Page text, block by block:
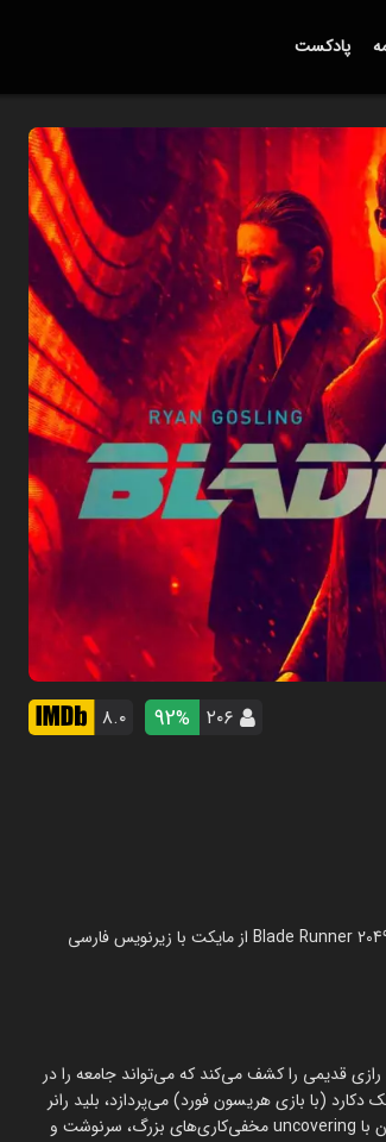
پادکست
۲۰۶ 92% ۸.۰
فیلم بلید رانر ۲۰۴۹ (۲۰۱۷) در سال 2017 در ژانر اکشن ساخته شده است. تماشای آنلاین و رایگان Blade Runner 2049 از مایکت با زیرنویس فارسی
رازی قدیمی را کشف می‌کند که می‌تواند جامعه را در
(۱۹۸۲)، به جستجویی برای یافتن ریک دکارد (با بازی هریسون فورد) می‌پردازد، بلید رانر
سابقی که در طی این سه دهه گم شده است. کشف‌های او او را به سفری پرتنش می‌برد که همزمان با uncovering مخفی‌کاری‌های بزرگ، سرنوشت و